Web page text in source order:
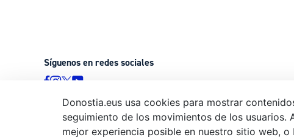
Síguenos en redes sociales
© Donostiako Udala - Ayuntamiento de Donostia / San Sebastián
20003 Donostia / San Sebastián
Donostia.eus usa cookies para mostrar
seguimiento de los movimientos de los
mejor experiencia posible en nuestro sitio web,